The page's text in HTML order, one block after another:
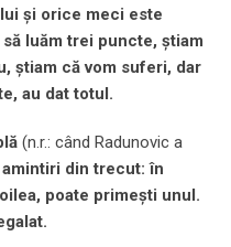
și orice meci este
luăm trei puncte, știam
știam că vom suferi, dar
au dat totul.
(n.r.: când Radunovic a
din trecut: în
poate primești unul.